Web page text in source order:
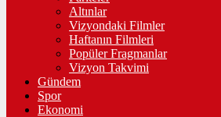
Altınlar
Vizyondaki Filmler
Haftanın Filmleri
Popüler Fragmanlar
Vizyon Takvimi
Gündem
Spor
Ekonomi